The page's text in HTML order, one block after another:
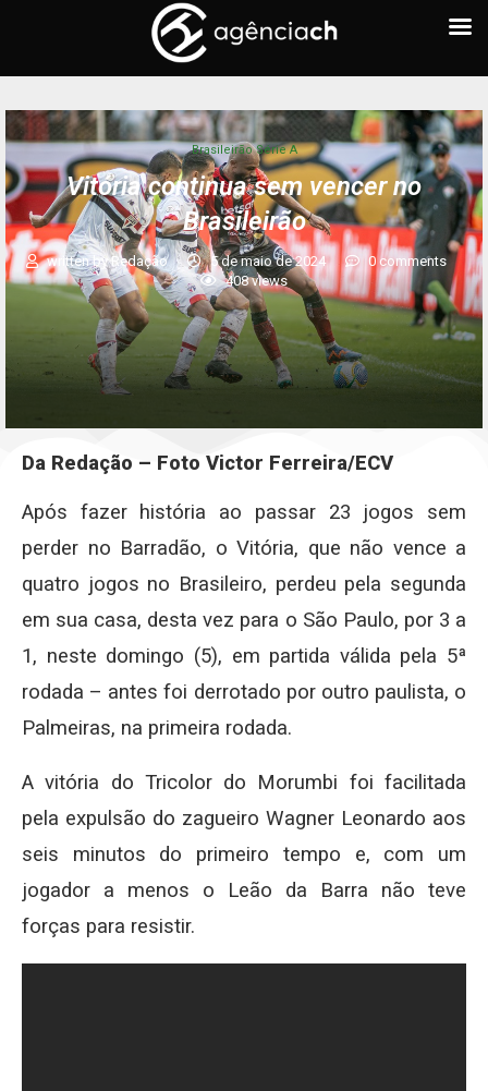
Brasileirão Série A
Vitória continua sem vencer no
Brasileirão
written byRedação 5 de maio de 2024
0 comments
408views
Da Redação – Foto Victor Ferreira/ECV
Após fazer história ao passar 23 jogos sem
perder no Barradão, o Vitória, que não vence a
quatro jogos no Brasileiro, perdeu pela segunda
em sua casa, desta vez para o São Paulo, por 3 a
1, neste domingo (5), em partida válida pela 5ª
rodada – antes foi derrotado por outro paulista, o
Palmeiras, na primeira rodada.
A vitória do Tricolor do Morumbi foi facilitada
pela expulsão do zagueiro Wagner Leonardo aos
seis minutos do primeiro tempo e, com um
jogador a menos o Leão da Barra não teve
forças para resistir.